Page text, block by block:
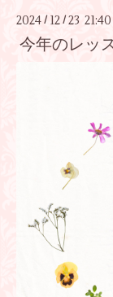
2024 / 12 /23 21:40
今年のレッ